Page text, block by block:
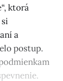
ktorá
a
postup.